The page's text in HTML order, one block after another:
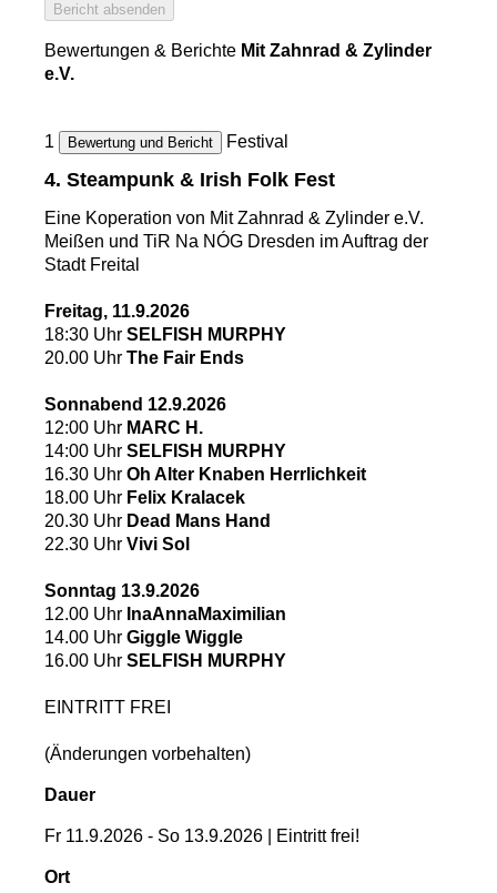
Bericht absenden
Bewertungen & Berichte Mit Zahnrad & Zylinder
e.V.
1 Bewertung und Bericht Festival
4. Steampunk & Irish Folk Fest
Eine Koperation von Mit Zahnrad & Zylinder e.V.
Meißen und TiR Na NÓG Dresden im Auftrag der
Stadt Freital
Freitag, 11.9.2026
18:30 Uhr SELFISH MURPHY
20.00 Uhr The Fair Ends
Sonnabend 12.9.2026
12:00 Uhr MARC H.
14:00 Uhr SELFISH MURPHY
16.30 Uhr Oh Alter Knaben Herrlichkeit
18.00 Uhr Felix Kralacek
20.30 Uhr Dead Mans Hand
22.30 Uhr Vivi Sol
Sonntag 13.9.2026
12.00 Uhr InaAnnaMaximilian
14.00 Uhr Giggle Wiggle
16.00 Uhr SELFISH MURPHY
EINTRITT FREI
(Änderungen vorbehalten)
Dauer
Fr 11.9.2026 - So 13.9.2026 | Eintritt frei!
Ort